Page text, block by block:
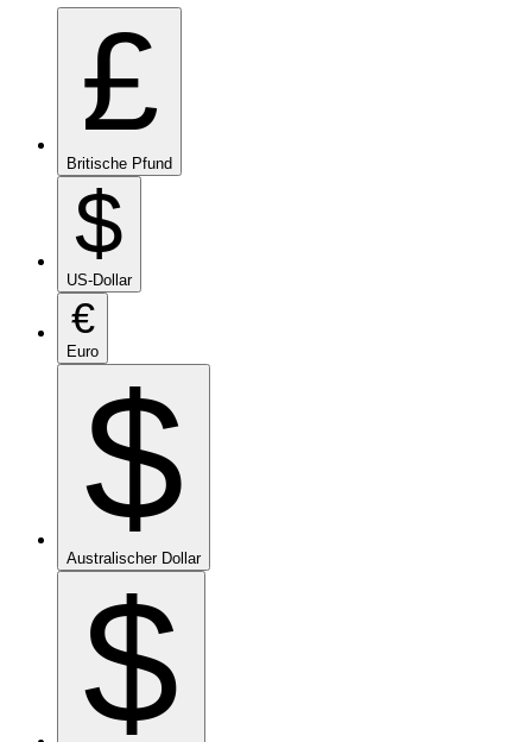
£
Britische Pfund
$
US-Dollar
€
Euro
$
Australischer Dollar
$